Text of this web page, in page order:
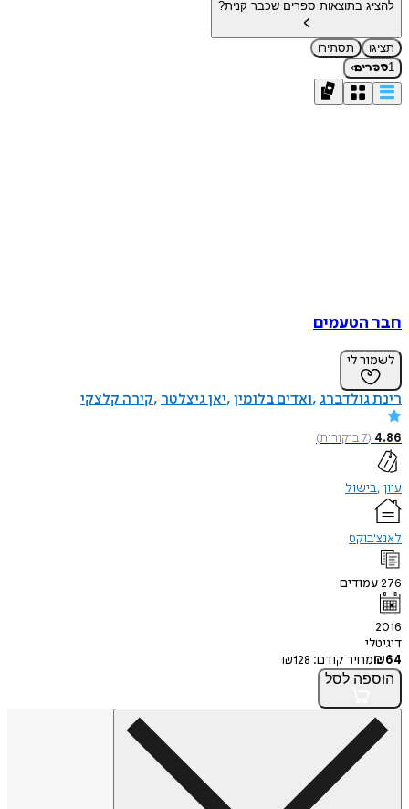
להציג בתוצאות ספרים שכבר קנית?
תציגו
תסתירו
1ספרים›
חבר הטעמים
לשמור לי
רינת גולדברג ואדים בלומין יאן גיצלטר קירה קלצקי
4.86
(
7ביקורות)
עיון בישול
לאנצ'בוקס
276עמודים
2016
דיגיטלי
₪64 מחיר קודם: ₪128
הוספה לסל